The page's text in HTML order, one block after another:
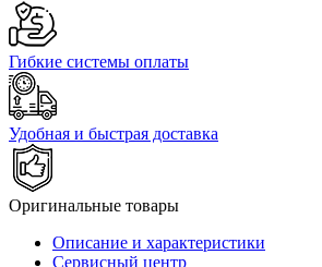
Гибкие системы оплаты
Удобная и быстрая доставка
Оригинальные товары
Описание и характеристики
Сервисный центр